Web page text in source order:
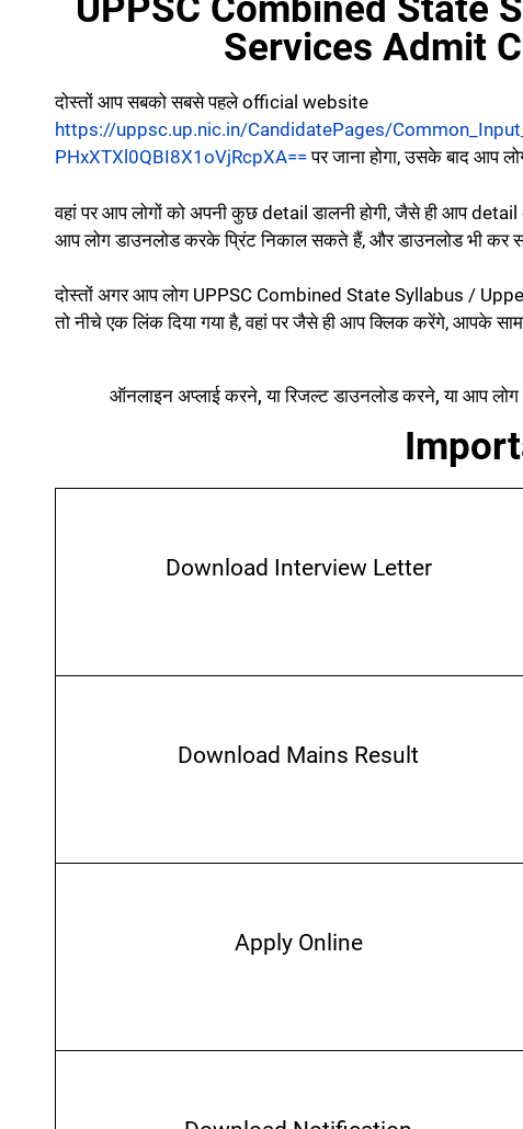
UPPSC Combined State
Services Admit
दोस्तों आप सबको सबसे पहले official website
https://uppsc.up.nic.in/CandidatePages/
PHxXTXl0QBI8X1oVjRcpXA==पर जाना होगा, उसके बाद आप
वहां पर आप लोगों को अपनी कुछ detail डालनी होगी, जैसे ही आप
आप लोग डाउनलोड करके प्रिंट निकाल सकते हैं, और डाउनलोड भी कर
दोस्तों अगर आप लोग UPPSC Combined State Syllabus /
तो नीचे एक लिंक दिया गया है, वहां पर जैसे ही आप क्लिक करेंगे, आपके
ऑनलाइन अप्लाई करने, या रिजल्ट डाउनलोड करने, या आप
Download Interview Letter
Download Mains Result
Apply Online